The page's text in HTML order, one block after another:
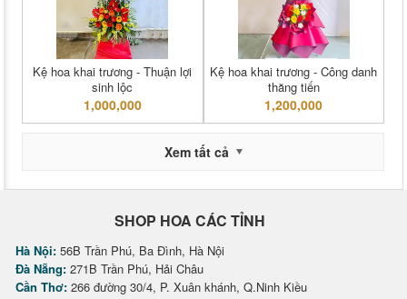
Kệ hoa khai trương - Thuận lợi
sinh lộc
1,000,000
Kệ hoa khai trương - Công danh
thăng tiến
1,200,000
Xem tất cả
SHOP HOA CÁC TỈNH
Hà Nội: 56B Trần Phú, Ba Đình, Hà Nội
Đà Nẵng: 271B Trần Phú, Hải Châu
Cần Thơ: 266 đường 30/4, P. Xuân khánh, Q.Ninh Kiều